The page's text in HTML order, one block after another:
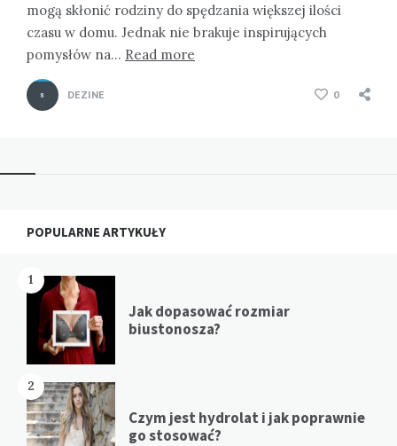
mogą skłonić rodziny do spędzania większej ilości
czasu w domu. Jednak nie brakuje inspirujących
pomysłów na… Read more
DEZINE 0
Widgets
POPULARNE ARTYKUŁY
1
Jak dopasować rozmiar
biustonosza?
2
Czym jest hydrolat i jak poprawnie
go stosować?